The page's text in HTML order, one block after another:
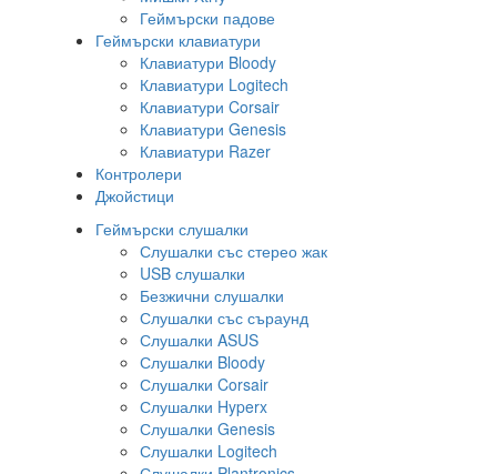
Геймърски падове
Геймърски клавиатури
Клавиатури Bloody
Клавиатури Logitech
Клавиатури Corsair
Клавиатури Genesis
Клавиатури Razer
Контролери
Джойстици
Геймърски слушалки
Слушалки със стерео жак
USB слушалки
Безжични слушалки
Слушалки със съраунд
Слушалки ASUS
Слушалки Bloody
Слушалки Corsair
Слушалки Hyperx
Слушалки Genesis
Слушалки Logitech